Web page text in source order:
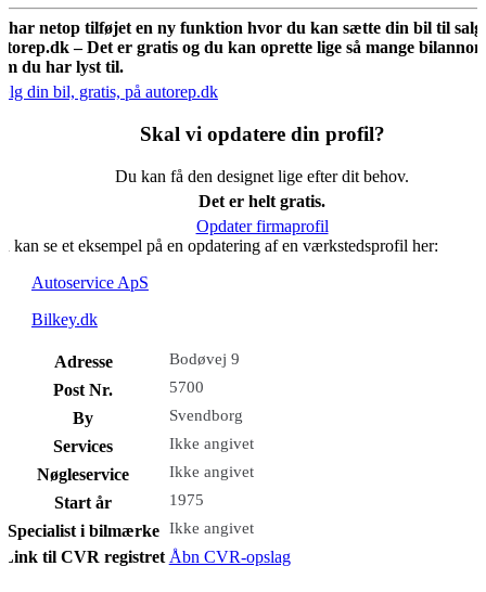
har netop tilføjet en ny funktion hvor du kan sætte din bil til salg
– Det er gratis og du kan oprette lige så mange
du har lyst til.
din bil, gratis, på autorep.dk
Skal vi opdatere din profil?
Du kan få den designet lige efter dit behov.
Det er helt gratis.
Opdater firmaprofil
kan se et eksempel på en opdatering af en værkstedsprofil her:
Autoservice ApS
Bilkey.dk
Adresse Bodøvej 9
Post Nr. 5700
By Svendborg
Services Ikke angivet
Nøgleservice Ikke angivet
Start år 1975
Specialist i bilmærke Ikke angivet
Link til CVR registret Åbn CVR-opslag